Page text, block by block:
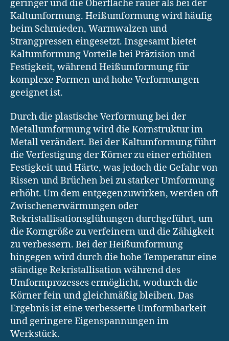
geringer und die Oberfläche rauer als bei der
Kaltumformung. Heißumformung wird häufig
beim Schmieden, Warmwalzen und
Strangpressen eingesetzt. Insgesamt bietet
Kaltumformung Vorteile bei Präzision und
Festigkeit, während Heißumformung für
komplexe Formen und hohe Verformungen
geeignet ist.
Durch die plastische Verformung bei der
Metallumformung wird die Kornstruktur im
Metall verändert. Bei der Kaltumformung führt
die Verfestigung der Körner zu einer erhöhten
Festigkeit und Härte, was jedoch die Gefahr von
Rissen und Brüchen bei zu starker Umformung
erhöht. Um dem entgegenzuwirken, werden oft
Zwischenerwärmungen oder
Rekristallisationsglühungen durchgeführt, um
die Korngröße zu verfeinern und die Zähigkeit
zu verbessern. Bei der Heißumformung
hingegen wird durch die hohe Temperatur eine
ständige Rekristallisation während des
Umformprozesses ermöglicht, wodurch die
Körner fein und gleichmäßig bleiben. Das
Ergebnis ist eine verbesserte Umformbarkeit
und geringere Eigenspannungen im
Werkstück.